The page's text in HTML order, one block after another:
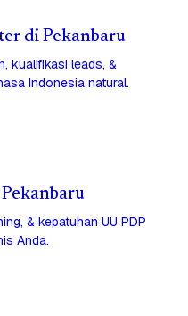
di Pekanbaru
kualifikasi leads, &
Indonesia natural.
& kepatuhan UU PDP
Anda.